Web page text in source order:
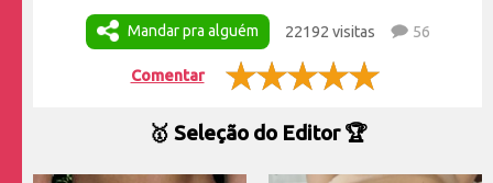
Mandar pra alguém 22192 visitas 56
Comentar
🥇 Seleção do Editor 🏆